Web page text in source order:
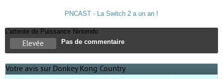
PNCAST - La Switch 2 a un an !
L'attente de Puissance Nintendo
Elevée Pas de commentaire
Votre avis sur Donkey Kong Country